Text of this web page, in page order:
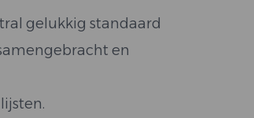
gelukkig standaard
en